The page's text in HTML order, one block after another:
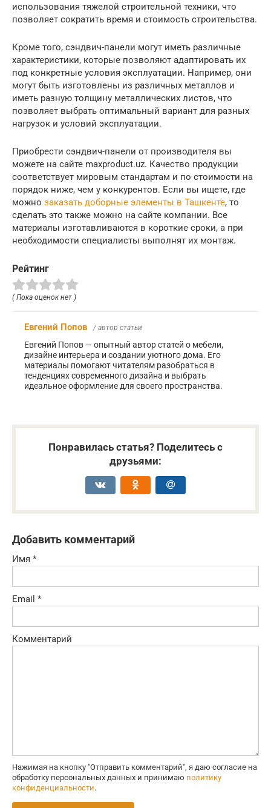
использования тяжелой строительной техники, что
позволяет сократить время и стоимость строительства.
Кроме того, сэндвич-панели могут иметь различные
характеристики, которые позволяют адаптировать их
под конкретные условия эксплуатации. Например, они
могут быть изготовлены из различных металлов и
иметь разную толщину металлических листов, что
позволяет выбрать оптимальный вариант для разных
нагрузок и условий эксплуатации.
Приобрести сэндвич-панели от производителя вы
можете на сайте maxproduct.uz. Качество продукции
соответствует мировым стандартам и по стоимости на
порядок ниже, чем у конкурентов. Если вы ищете, где
можно заказать доборные элементы в Ташкенте, то
сделать это также можно на сайте компании. Все
материалы изготавливаются в короткие сроки, а при
необходимости специалисты выполнят их монтаж.
Рейтинг
( Пока оценок нет )
Евгений Попов / автор статьи
Евгений Попов — опытный автор статей о мебели,
дизайне интерьера и создании уютного дома. Его
материалы помогают читателям разобраться в
тенденциях современного дизайна и выбрать
идеальное оформление для своего пространства.
Понравилась статья? Поделитесь с
друзьями:
Добавить комментарий
Имя *
Email *
Комментарий
Нажимая на кнопку "Отправить комментарий", я даю согласие на
обработку персональных данных и принимаю политику
конфиденциальности.